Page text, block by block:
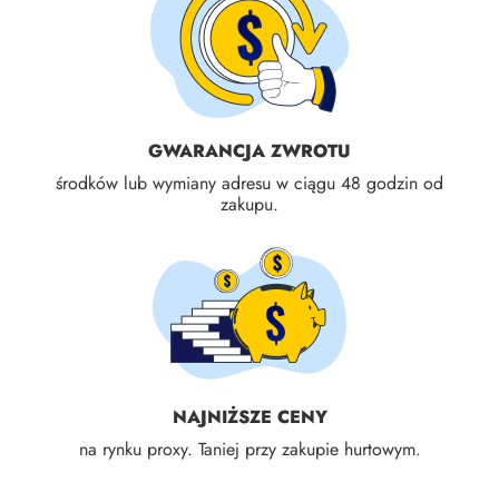
GWARANCJA ZWROTU
środków lub wymiany adresu w ciągu 48 godzin od
zakupu.
NAJNIŻSZE CENY
na rynku proxy. Taniej przy zakupie hurtowym.